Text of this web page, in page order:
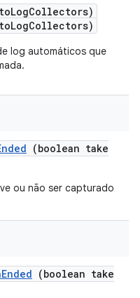
LogCollectors)
log automáticos que
(boolean take
ou não ser capturado
Ended (boolean take